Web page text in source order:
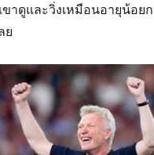
าดูและวิ่งเหมือนอายุน้อย
ย